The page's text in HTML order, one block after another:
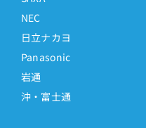
NEC
日立ナカヨ
Panasonic
岩通
沖・富士通